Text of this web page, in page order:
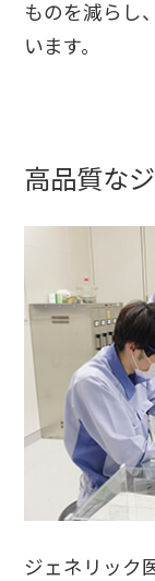
ものを減らし
います。
高品質な
ジェネリック